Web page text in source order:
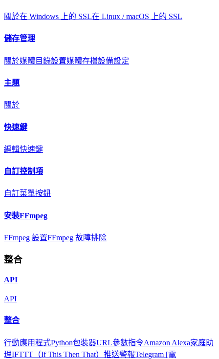
關於在 Windows 上的 SSL在 Linux / macOS 上的 SSL
儲存管理
關於媒體目錄設置媒體存檔設備設定
主題
關於
快速鍵
編輯快速鍵
自訂控制項
自訂菜單按鈕
安裝FFmpeg
FFmpeg 設置FFmpeg 故障排除
整合
API
API
整合
行動應用程式Python包裝器URL參數指令Amazon Alexa家庭助
理IFTTT（If This Then That） 推送警報Telegram [電